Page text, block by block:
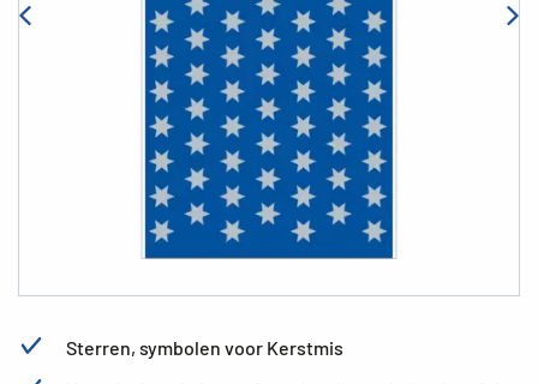
Sterren, symbolen voor Kerstmis